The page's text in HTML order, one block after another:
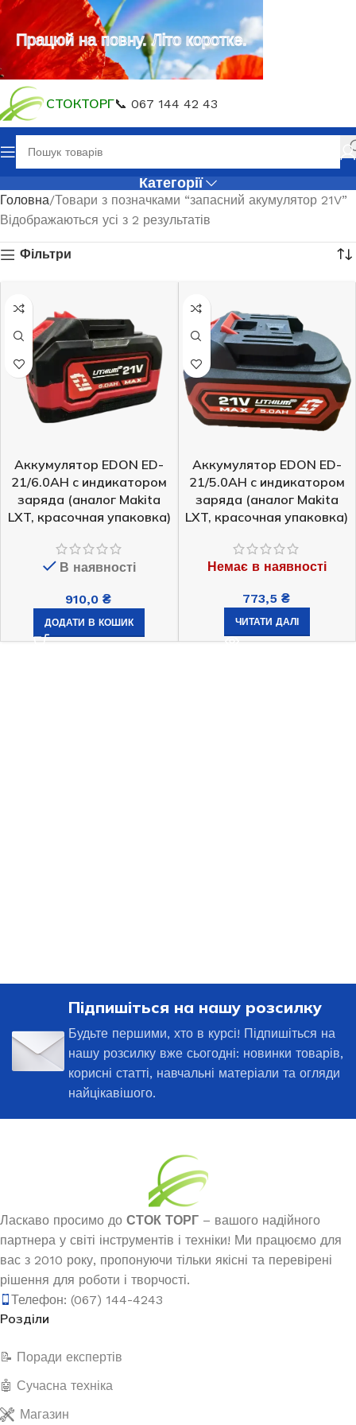
СТОКТОРГ📞 067 144 42 43
Категорії
Головна Товари з позначками “запасний акумулятор 21V”
Відображаються усі з 2 результатів
Фільтри
Аккумулятор EDON ED-
21/6.0AH с индикатором
заряда (аналог Makita
LXT, красочная упаковка)
В наявності
910,0₴
ДОДАТИ В КОШИК
Аккумулятор EDON ED-
21/5.0AH с индикатором
заряда (аналог Makita
LXT, красочная упаковка)
Немає в наявності
773,5 ₴
ЧИТАТИ ДАЛІ
Підпишіться на нашу розсилку
Будьте першими, хто в курсі! Підпишіться на
нашу розсилку вже сьогодні: новинки товарів,
корисні статті, навчальні матеріали та огляди
найцікавішого.
Ласкаво просимо до СТОК ТОРГ – вашого надійного
партнера у світі інструментів і техніки! Ми працюємо для
вас з 2010 року, пропонуючи тільки якісні та перевірені
рішення для роботи і творчості.
Телефон: (067) 144-4243
Розділи
📝 Поради експертів
🤖 Сучасна техніка
Магазин
Працюй на повну. Літо коротке.